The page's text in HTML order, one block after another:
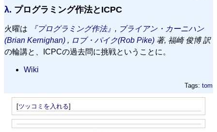
λ. プログラミング作法とICPC
火曜は 『プログラミング作法』 , ブライアン・カーニハン
(Brian Kernighan) , ロブ・パイク(Rob Pike) 著, 福崎 俊博 訳
の輪講と、ICPCの過去問に挑戦ということに。
Wiki
Tags: tom
[ツッコミを入れる]